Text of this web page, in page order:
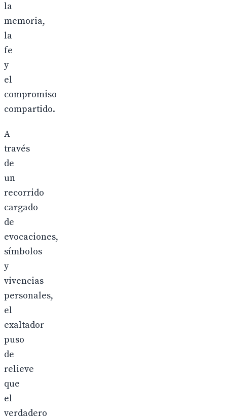
la
memoria,
la
fe
y
el
compromiso
compartido.
A
través
de
un
recorrido
cargado
de
evocaciones,
símbolos
y
vivencias
personales,
el
exaltador
puso
de
relieve
que
el
verdadero